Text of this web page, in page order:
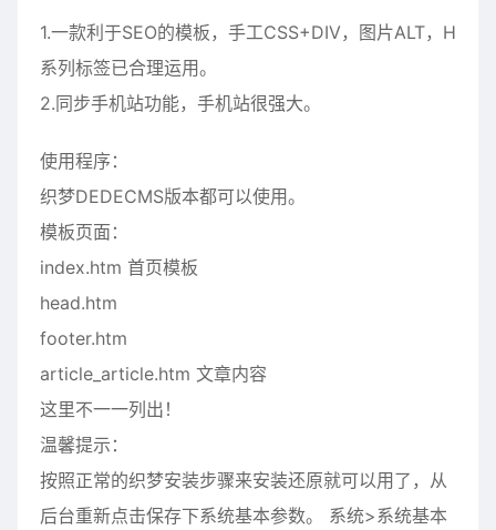
1.一款利于SEO的模板，手工CSS+DIV，图片ALT，H
系列标签已合理运用。
2.同步手机站功能，手机站很强大。
使用程序：
织梦DEDECMS版本都可以使用。
模板页面：
index.htm 首页模板
head.htm
footer.htm
article_article.htm 文章内容
这里不一一列出！
温馨提示：
按照正常的织梦安装步骤来安装还原就可以用了，从
后台重新点击保存下系统基本参数。 系统>系统基本